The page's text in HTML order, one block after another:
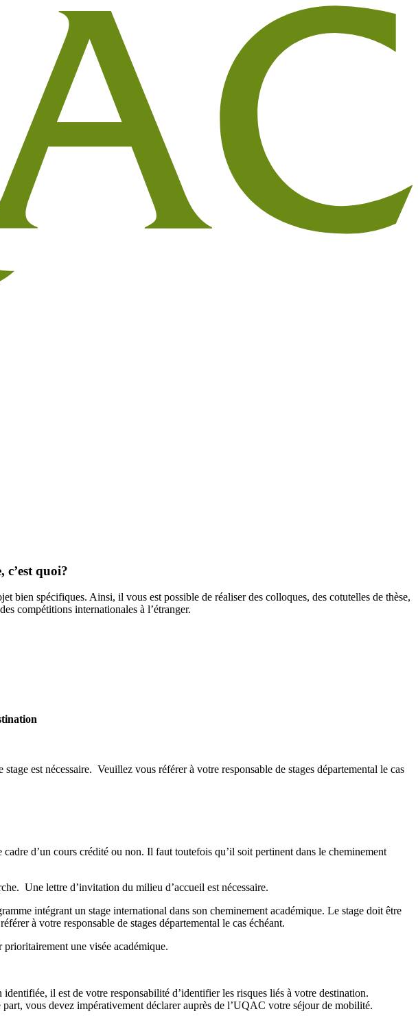
c’est quoi?
bien spécifiques. Ainsi, il vous est possible de réaliser des colloques, des cotutelles de thèse,
compétitions internationales à l’étranger.
est nécessaire. Veuillez vous référer à votre responsable de stages départemental le cas
d’un cours crédité ou non. Il faut toutefois qu’il soit pertinent dans le cheminement
Une lettre d’invitation du milieu d’accueil est nécessaire.
intégrant un stage international dans son cheminement académique. Le stage doit être
à votre responsable de stages départemental le cas échéant.
une visée académique.
il est de votre responsabilité d’identifier les risques liés à votre destination.
vous devez impérativement déclarer auprès de l’UQAC votre séjour de mobilité.